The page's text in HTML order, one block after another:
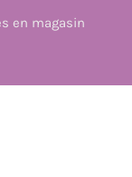
en magasin